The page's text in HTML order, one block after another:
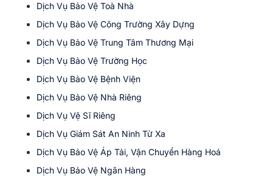
Dịch Vụ Bảo Vệ Toà Nhà
Dịch Vụ Bảo Vệ Công Trường Xây Dựng
Dịch Vụ Bảo Vệ Trung Tâm Thương Mại
Dịch Vụ Bảo Vệ Trường Học
Dịch Vụ Bảo Vệ Bệnh Viện
Dịch Vụ Bảo Vệ Nhà Riêng
Dịch Vụ Vệ Sĩ Riêng
Dịch Vụ Giám Sát An Ninh Từ Xa
Dịch Vụ Bảo Vệ Áp Tải, Vận Chuyển Hàng Hoá
Dịch Vụ Bảo Vệ Ngân Hàng